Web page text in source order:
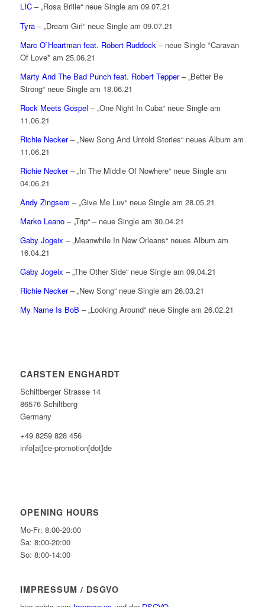
LIC– „Rosa Brille“ neue Single am 09.07.21
Tyra– „Dream Girl“ neue Single am 09.07.21
Marc O`Heartman feat. Robert Ruddock – neue Single *Caravan
Of Love* am 25.06.21
Marty And The Bad Punch feat. Robert Tepper– „Better Be
Strong“ neue Single am 18.06.21
Rock Meets Gospel – „One Night In Cuba“ neue Single am
11.06.21
Richie Necker– „New Song And Untold Stories“ neues Album am
11.06.21
Richie Necker– „In The Middle Of Nowhere“ neue Single am
04.06.21
Andy Zingsem – „Give Me Luv“ neue Single am 28.05.21
Marko Leano– „Trip“ – neue Single am 30.04.21
Gaby Jogeix – „Meanwhile In New Orleans“ neues Album am
16.04.21
Gaby Jogeix – „The Other Side“ neue Single am 09.04.21
Richie Necker– „New Song“ neue Single am 26.03.21
My Name Is BoB – „Looking Around“ neue Single am 26.02.21
CARSTEN ENGHARDT
Schiltberger Strasse 14
86576 Schiltberg
Germany
+49 8259 828 456
info[at]ce-promotion[dot]de
OPENING HOURS
Mo-Fr: 8:00-20:00
Sa: 8:00-20:00
So: 8:00-14:00
IMPRESSUM / DSGVO